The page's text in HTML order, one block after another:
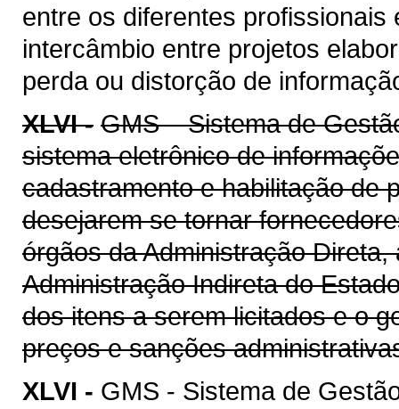
entre os diferentes
intercâmbio entre projetos
perda ou distorção de
XLVI - GMS – Sistema de
sistema eletrônico de
cadastramento e habilitação de
desejarem se tornar
órgãos da Administração
Administração Indireta do
dos itens a serem licitados e o
preços e sanções
XLVI - GMS - Sistema de